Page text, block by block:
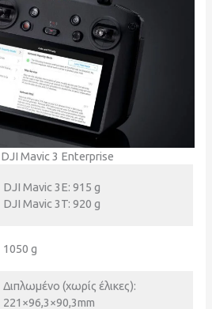
Mavic 3 Enterprise
DJI Mavic 3E: 915 g
DJI Mavic 3T: 920 g
1050 g
Διπλωμένο (χωρίς έλικες):
221×96,3×90,3mm